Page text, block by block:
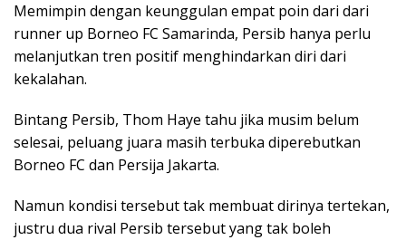
Memimpin dengan keunggulan empat poin dari dari
runner up Borneo FC Samarinda, Persib hanya perlu
melanjutkan tren positif menghindarkan diri dari
kekalahan.
Bintang Persib, Thom Haye tahu jika musim belum
selesai, peluang juara masih terbuka diperebutkan
Borneo FC dan Persija Jakarta.
Namun kondisi tersebut tak membuat dirinya tertekan,
justru dua rival Persib tersebut yang tak boleh